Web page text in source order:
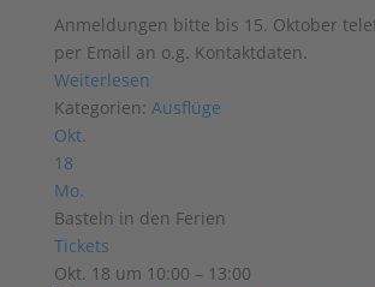
Anmeldungen bitte bis 15. Oktober
per Email an o.g. Kontaktdaten.
Weiterlesen
Kategorien: Ausflüge
Okt.
18
Mo.
Basteln in den Ferien
Tickets
Okt. 18 um 10:00 – 13:00